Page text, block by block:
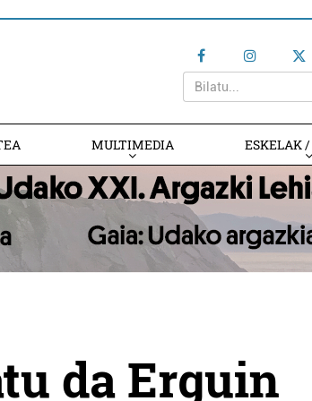
MULTIMEDIA ESKELAK
da Erguin